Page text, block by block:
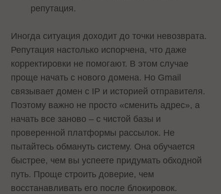
репутация.
Иногда ситуация доходит до точки невозврата.
Репутация настолько испорчена, что даже
корректировки не помогают. В этом случае
проще начать с нового домена. Но Gmail
связывает домен с IP и историей отправителя.
Поэтому важно не просто «сменить адрес», а
начать все заново – с чистой базы и
проверенной платформы рассылок. Не
пытайтесь обмануть систему. Она обучается
быстрее, чем вы успеете придумать обходной
путь. Проще строить доверие, чем
восстанавливать его после блокировок.